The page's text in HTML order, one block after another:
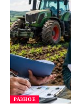
РАЗНОЕ